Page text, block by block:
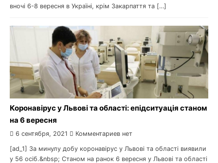
вночі 6-8 вересня в Україні, крім Закарпаття та […]
Коронавірус у Львові та області: епідситуація станом
на 6 вересня
6 сентября, 2021 Комментариев нет
[ad_1] За минулу добу коронавірус у Львові та області виявили
у 56 осіб.&nbsp; Станом на ранок 6 вересня у Львові та області